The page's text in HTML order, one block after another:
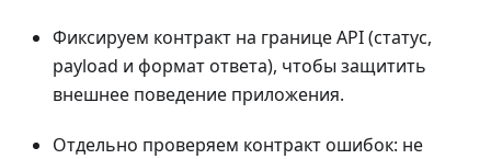
Фиксируем контракт на границе API (статус,
payload и формат ответа), чтобы защитить
внешнее поведение приложения.
Отдельно проверяем контракт ошибок: не